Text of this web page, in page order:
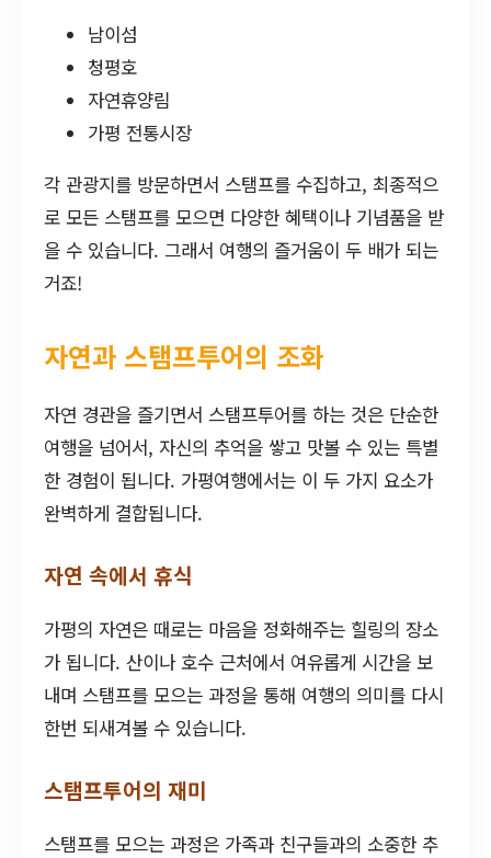
남이섬
청평호
자연휴양림
가평 전통시장
각 관광지를 방문하면서 스탬프를 수집하고, 최종적으
로 모든 스탬프를 모으면 다양한 혜택이나 기념품을 받
을 수 있습니다. 그래서 여행의 즐거움이 두 배가 되는
거죠!
자연과 스탬프투어의 조화
자연 경관을 즐기면서 스탬프투어를 하는 것은 단순한
여행을 넘어서, 자신의 추억을 쌓고 맛볼 수 있는 특별
한 경험이 됩니다. 가평여행에서는 이 두 가지 요소가
완벽하게 결합됩니다.
자연 속에서 휴식
가평의 자연은 때로는 마음을 정화해주는 힐링의 장소
가 됩니다. 산이나 호수 근처에서 여유롭게 시간을 보
내며 스탬프를 모으는 과정을 통해 여행의 의미를 다시
한번 되새겨볼 수 있습니다.
스탬프투어의 재미
스탬프를 모으는 과정은 가족과 친구들과의 소중한 추